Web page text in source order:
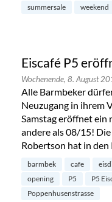
summersale
weekend
Eiscafé P5
Wochenende, 8. August
Alle Barmbeker
Neuzugang in ihrem
Samstag eröffnet ein
andere als 08/15!
Robertson hat in
barmbek cafe
opening
P5
P5
Poppenhusenstrasse